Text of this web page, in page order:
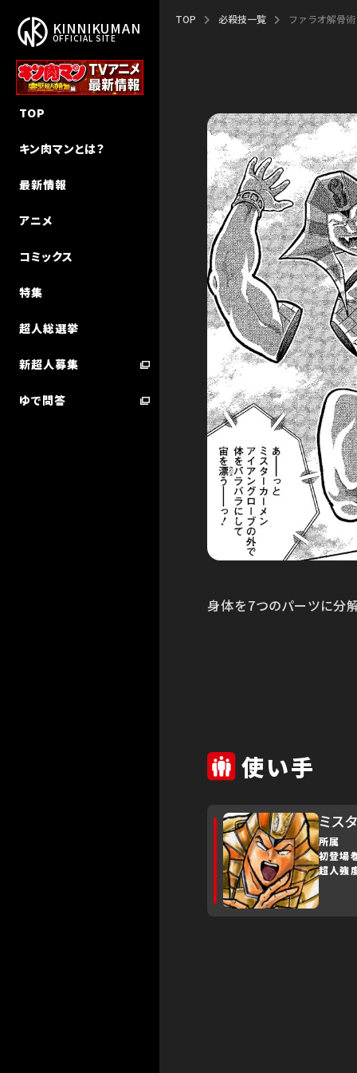
KINNIKUMAN
OFFICIAL SITE
TOP
キン肉マンとは？
作者・ゆでたまご先生
ストーリー
超人検索
技検索
超人検索／技検索 ランキング
STARTER BOOK
最新情報
アニメ
エピソード
声優キャスト
MUSIC
MUSIC（Season 2）
初代アニメ キン⾁マン
初代アニメ キン⾁マン キン⾁星
コミックス
キン肉マン
キン肉マンII世
キン肉マンII世 究極の超人タッグ
その他
特集
キン肉マンⅡ世 追っかけW連載
超人特集
インタビュー
キン肉マン教室
超人総選挙
新超人募集
ゆで問答
TOP 必殺技一覧 ファラオ解骨術
身体を7つのパーツに分
使い手
ミス
所属
初登場
超人強